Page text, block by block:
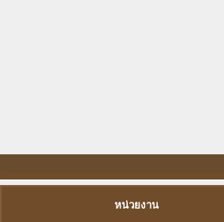
หน่วยงาน